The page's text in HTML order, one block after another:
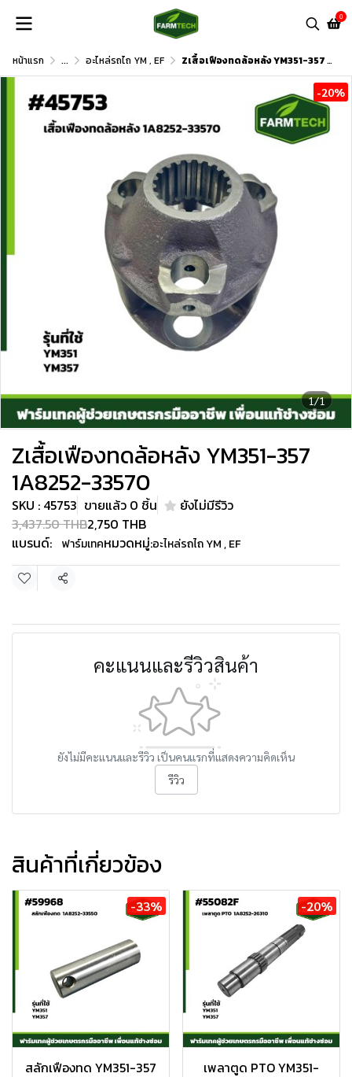
0
หน้าแรก ... อะไหล่รถไถ YM , EF Zเสื้อเฟืองทดล้อหลัง YM351-357 1A8252-33570
1/1
-20%
Zเสื้อเฟืองทดล้อหลัง YM351-357
1A8252-33570
SKU : 45753 ขายแล้ว 0 ชิ้น
ยังไม่มีรีวิว
3,437.50 THB2,750 THB
แบรนด์:
ฟาร์มเทคหมวดหมู่:อะไหล่รถไถ YM , EF
แชร์
คะแนนและรีวิวสินค้า
ยังไม่มีคะแนนและรีวิว เป็นคนแรกที่แสดงความคิดเห็น
รีวิว
สินค้าที่เกี่ยวข้อง
-33%
สลักเฟืองทด YM351-357
-20%
เพลาตูด PTO YM351-